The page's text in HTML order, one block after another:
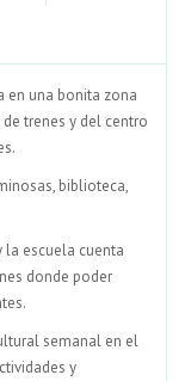
en una bonita zona
trenes y del centro
biblioteca,
la escuela cuenta
donde poder
semanal en el
y